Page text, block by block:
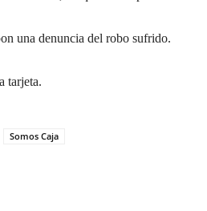
una denuncia del robo sufrido.
tarjeta.
Somos Caja